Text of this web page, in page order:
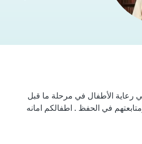
في الحفظ . اطفالكم امانه